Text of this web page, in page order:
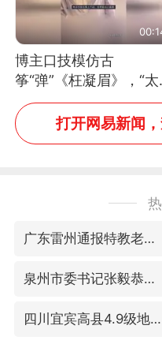
博主口技模仿古
筝“弹”《枉凝眉》，“太
像了～你是吃古筝长大
吗？”“或将成为首位考
不带古筝的选手。”（来
打开网易新闻
广东雷州通报特教老师招聘违规事件
泉州市委书记张毅恭被查
四川宜宾高县4.9级地震致1死